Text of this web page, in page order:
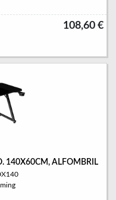
108,60 €
140X60CM, ALFOMBRIL